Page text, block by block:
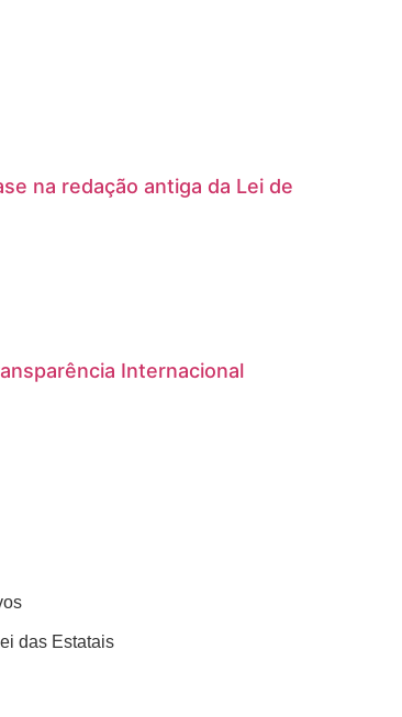
na redação antiga da Lei de
Internacional
das Estatais